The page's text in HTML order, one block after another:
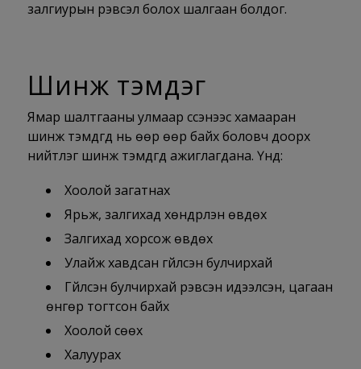
залгиурын үрэвсэл болох шалгаан болдог.
Шинж тэмдэг
Ямар шалтгааны улмаар үүссэнээс хамааран
шинж тэмдгүүд нь өөр өөр байх боловч доорх
нийтлэг шинж тэмдгүүд ажиглагдана. Үүнд:
Хоолой загатнах
Ярьж, залгихад хөндүүрлэн өвдөх
Залгихад хорсож өвдөх
Улайж хавдсан гүйлсэн булчирхай
Гүйлсэн булчирхай үрэвсэн идээлсэн, цагаан
өнгөр тогтсон байх
Хоолой сөөх
Халуурах